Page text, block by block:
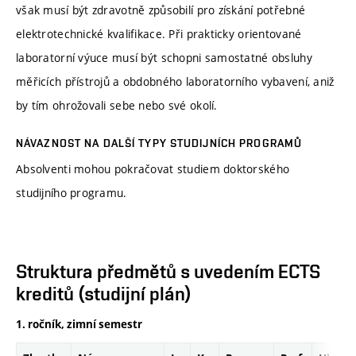
však musí být zdravotně způsobilí pro získání potřebné
elektrotechnické kvalifikace. Při prakticky orientované
laboratorní výuce musí být schopni samostatné obsluhy
měřicích přístrojů a obdobného laboratorního vybavení, aniž
by tím ohrožovali sebe nebo své okolí.
NÁVAZNOST NA DALŠÍ TYPY STUDIJNÍCH PROGRAMŮ
Absolventi mohou pokračovat studiem doktorského
studijního programu.
Struktura předmětů s uvedením ECTS
kreditů (studijní plán)
1. ročník, zimní semestr